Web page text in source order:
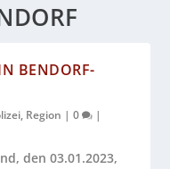
BENDORF-
, Region |0 |
den 03.01.2023,